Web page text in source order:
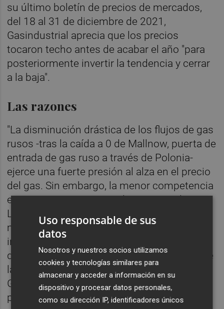
su último boletín de precios de mercados,
del 18 al 31 de diciembre de 2021,
Gasindustrial aprecia que los precios
tocaron techo antes de acabar el año "para
posteriormente invertir la tendencia y cerrar
a la baja".
Las razones
"La disminución drástica de los flujos de gas
rusos -tras la caída a 0 de Mallnow, puerta de
entrada de gas ruso a través de Polonia-
ejerce una fuerte presión al alza en el precio
del gas. Sin embargo, la menor competencia
entre Europa y Asia por el Gas Natural
Licuado, la previsión de temperaturas
moderadas a finales del periodo y el
incremento del flujo noruego, contribuyen a
disminuir el precio del gas natural a partir de
la segunda semana del periodo", señala
Gasindustrial para argumentar la bajada de
precio.
Uso responsable de sus
datos
Nosotros y nuestros socios utilizamos
cookies y tecnologías similares para
almacenar y acceder a información en su
dispositivo y procesar datos personales,
como su dirección IP, identificadores únicos